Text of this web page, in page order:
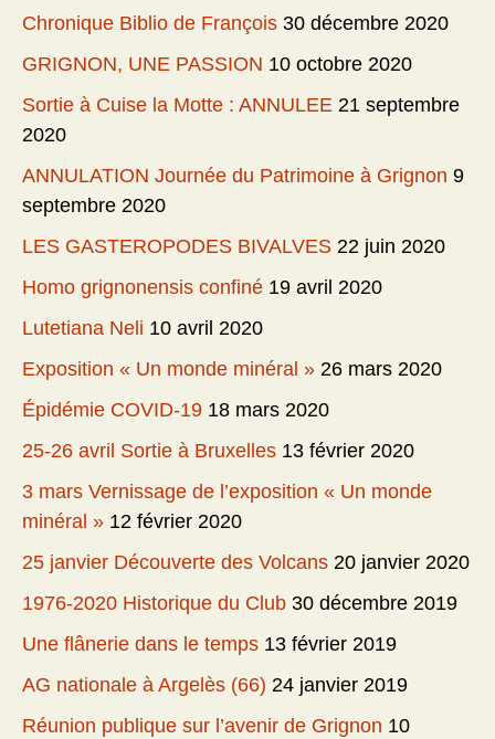
Chronique Biblio de François 30 décembre 2020
GRIGNON, UNE PASSION 10 octobre 2020
Sortie à Cuise la Motte : ANNULEE 21 septembre
2020
ANNULATION Journée du Patrimoine à Grignon 9
septembre 2020
LES GASTEROPODES BIVALVES 22 juin 2020
Homo grignonensis confiné 19 avril 2020
Lutetiana Neli 10 avril 2020
Exposition « Un monde minéral » 26 mars 2020
Épidémie COVID-19 18 mars 2020
25-26 avril Sortie à Bruxelles 13 février 2020
3 mars Vernissage de l’exposition « Un monde
minéral » 12 février 2020
25 janvier Découverte des Volcans 20 janvier 2020
1976-2020 Historique du Club 30 décembre 2019
Une flânerie dans le temps 13 février 2019
AG nationale à Argelès (66) 24 janvier 2019
Réunion publique sur l’avenir de Grignon 10